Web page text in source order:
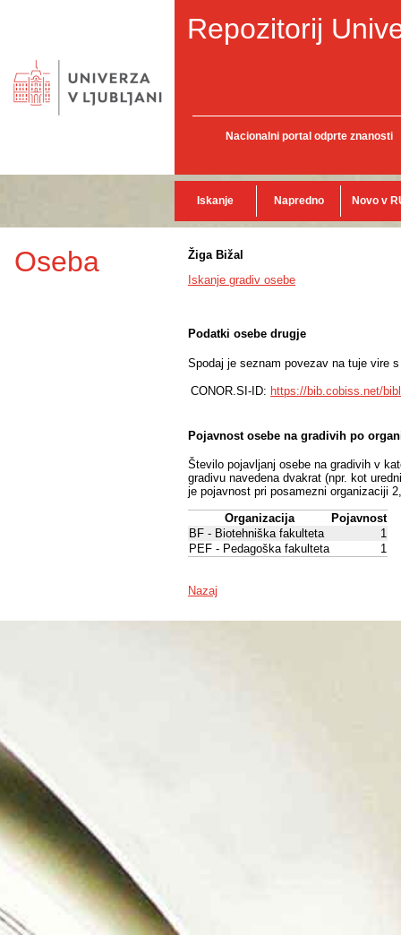
Repozitorij
Nacionalni portal odprte znanosti
Iskanje Napredno Novo v
Oseba
Žiga Bižal
Iskanje gradiv osebe
Podatki osebe drugje
Spodaj je seznam povezav na tuje vire
CONOR.SI-ID: https://bib.cobiss.net/
Pojavnost osebe na gradivih po
Število pojavljanj osebe na gradivih v
gradivu navedena dvakrat (npr. kot
je pojavnost pri posamezni organizaciji
Organizacija
Pojavnost
BF - Biotehniška fakulteta
1
PEF - Pedagoška fakulteta
1
Nazaj